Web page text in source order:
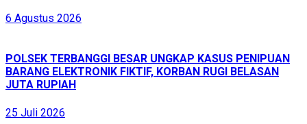
6 Agustus 2026
POLSEK TERBANGGI BESAR UNGKAP KASUS PENIPUAN
BARANG ELEKTRONIK FIKTIF, KORBAN RUGI BELASAN
JUTA RUPIAH
25 Juli 2026